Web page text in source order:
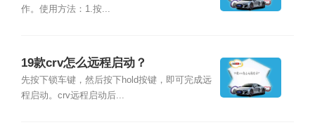
作。使用方法：1.按...
19款crv怎么远程启动？
先按下锁车键，然后按下hold按键，即可完成远
程启动。crv远程启动后...